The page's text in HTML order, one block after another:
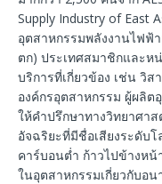
Supply Industry of East
อุตสาหกรรมพลังงานไฟฟ้
ตก) ประเทศสมาชิกและห
บริการที่เกี่ยวข้อง เช่น วิ
องค์กรอุตสาหกรรม ผู้ผลิต
ให้คำปรึกษาทางวิทยาศา
อัจฉริยะที่มีชื่อเสียงระดับ
คาร์บอนต่ำ ก้าวไปข้างห
ในอุตสาหกรรมเกี่ยวกับอ